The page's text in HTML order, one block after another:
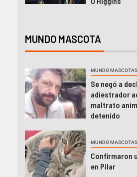
MUNDO MASCOTA
MUNDO MASCOTAS
Se negó a
adiestrador
maltrato
detenido
MUNDO MASCOTAS
Confirmaron
en Pilar